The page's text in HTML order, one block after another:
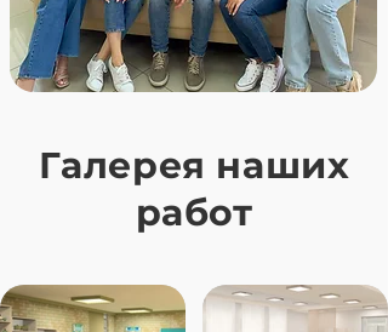
Галерея наших
работ